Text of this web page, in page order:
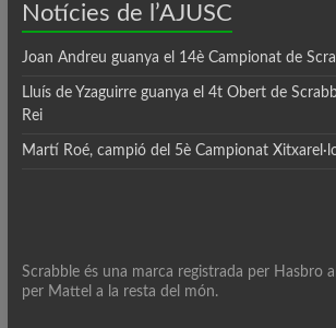
Notícies de l’AJUSC
Joan Andreu guanya el 14è Campionat de
Lluís de Yzaguirre guanya el 4t Obert de
Rei
Martí Roé, campió del 5è Campionat
Scrabble és una marca registrada per Hasbro
per Mattel a la resta del món.